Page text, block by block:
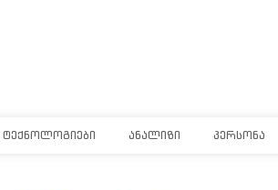
ᲢᲔᲥᲜᲝᲚᲝᲒᲘᲔᲑᲘ ᲐᲜᲐᲚᲘᲖᲘ ᲞᲔᲠᲡᲝᲜᲐ